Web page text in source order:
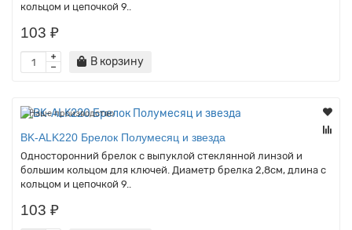
кольцом и цепочкой 9..
103 ₽
В корзину
Наше производство
BK-ALK220 Брелок Полумесяц и звезда
Односторонний брелок с выпуклой стеклянной линзой и
большим кольцом для ключей. Диаметр брелка 2,8см, длина с
кольцом и цепочкой 9..
103 ₽